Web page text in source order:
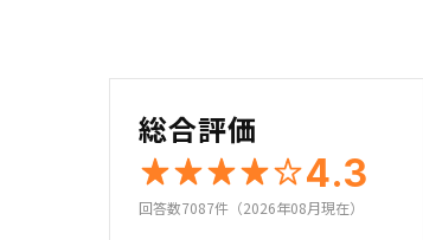
総合評価
4.3
回答数7087件（2026年08月現在）